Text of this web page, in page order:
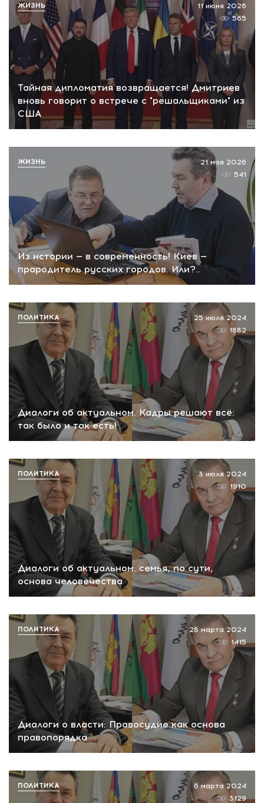
Тайная дипломатия возвращается! Дмитриев
вновь говорит о встрече с "решальщиками" из
США
11 июня 2026
565
ЖИЗНЬ
Из истории — в современность! Киев —
прародитель русских городов. Или?..
21 мая 2026
541
ЖИЗНЬ
Диалоги об актуальном. Кадры решают всё:
так было и так есть!
25 июля 2024
1882
ПОЛИТИКА
Диалоги об актуальном: семья, по сути,
основа человечества
3 июля 2024
1910
ПОЛИТИКА
Диалоги о власти: Правосудие как основа
правопорядка
28 марта 2024
1415
ПОЛИТИКА
6 марта 2024
3129
ПОЛИТИКА